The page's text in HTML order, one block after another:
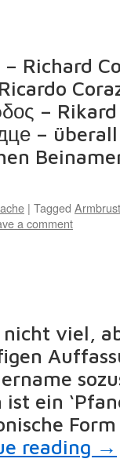
Richard
–
–
| Tagged Armbrust
a comment
viel,
ein
reading →